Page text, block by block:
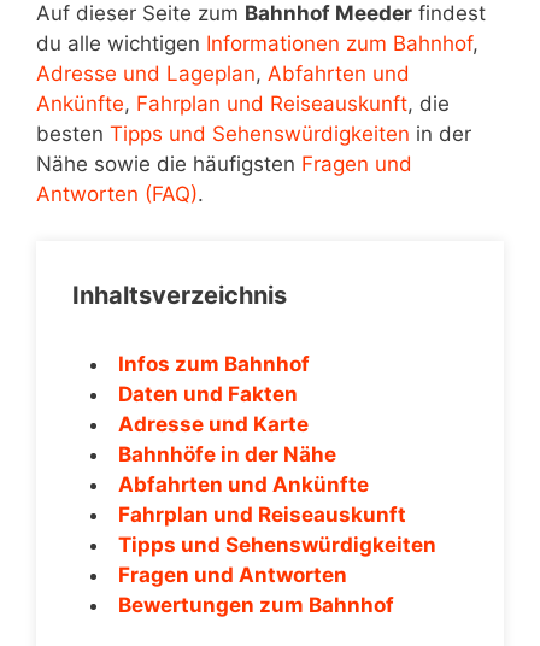
Auf dieser Seite zum Bahnhof Meeder findest
du alle wichtigen Informationen zum Bahnhof,
Adresse und Lageplan, Abfahrten und
Ankünfte, Fahrplan und Reiseauskunft, die
besten Tipps und Sehenswürdigkeiten in der
Nähe sowie die häufigsten Fragen und
Antworten (FAQ).
Inhaltsverzeichnis
Infos zum Bahnhof
Daten und Fakten
Adresse und Karte
Bahnhöfe in der Nähe
Abfahrten und Ankünfte
Fahrplan und Reiseauskunft
Tipps und Sehenswürdigkeiten
Fragen und Antworten
Bewertungen zum Bahnhof